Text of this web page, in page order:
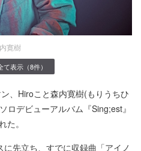
寛樹
て表示（8件）
、Hiroこと森内寛樹(もりうちひ
ロデビューアルバム『Sing;est』
。
先立ち、すでに収録曲「アイノ